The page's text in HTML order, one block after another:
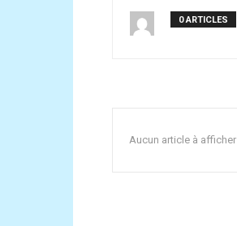
0 ARTICLES
Aucun article à afficher